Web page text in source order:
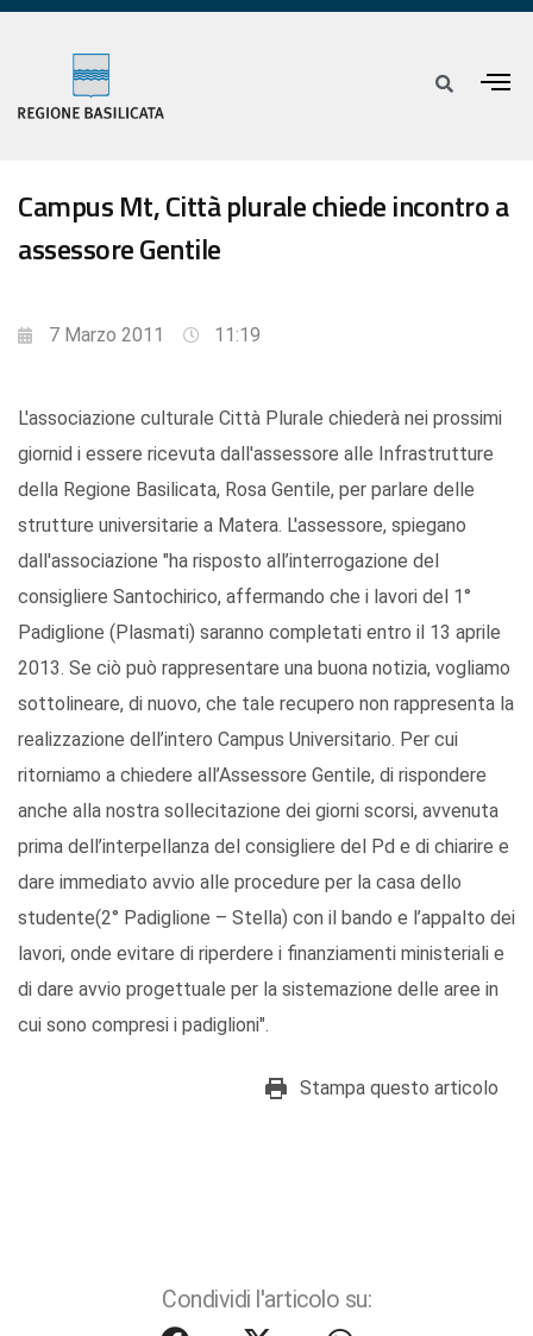
Campus Mt, Città plurale chiede incontro a
assessore Gentile
7 Marzo 2011 11:19
L'associazione culturale Città Plurale chiederà nei prossimi
giornid i essere ricevuta dall'assessore alle Infrastrutture
della Regione Basilicata, Rosa Gentile, per parlare delle
strutture universitarie a Matera. L'assessore, spiegano
dall'associazione "ha risposto all’interrogazione del
consigliere Santochirico, affermando che i lavori del 1°
Padiglione (Plasmati) saranno completati entro il 13 aprile
2013. Se ciò può rappresentare una buona notizia, vogliamo
sottolineare, di nuovo, che tale recupero non rappresenta la
realizzazione dell’intero Campus Universitario. Per cui
ritorniamo a chiedere all’Assessore Gentile, di rispondere
anche alla nostra sollecitazione dei giorni scorsi, avvenuta
prima dell’interpellanza del consigliere del Pd e di chiarire e
dare immediato avvio alle procedure per la casa dello
studente(2° Padiglione – Stella) con il bando e l’appalto dei
lavori, onde evitare di riperdere i finanziamenti ministeriali e
di dare avvio progettuale per la sistemazione delle aree in
cui sono compresi i padiglioni".
Stampa questo articolo
Condividi l'articolo su: